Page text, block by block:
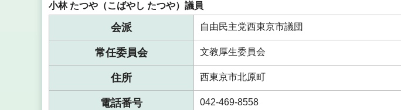
小林 たつや（こばやし たつや）議員
会派 自由民主党西東京市議団
常任委員会 文教厚生委員会
住所 西東京市北原町
電話番号 042-469-8558